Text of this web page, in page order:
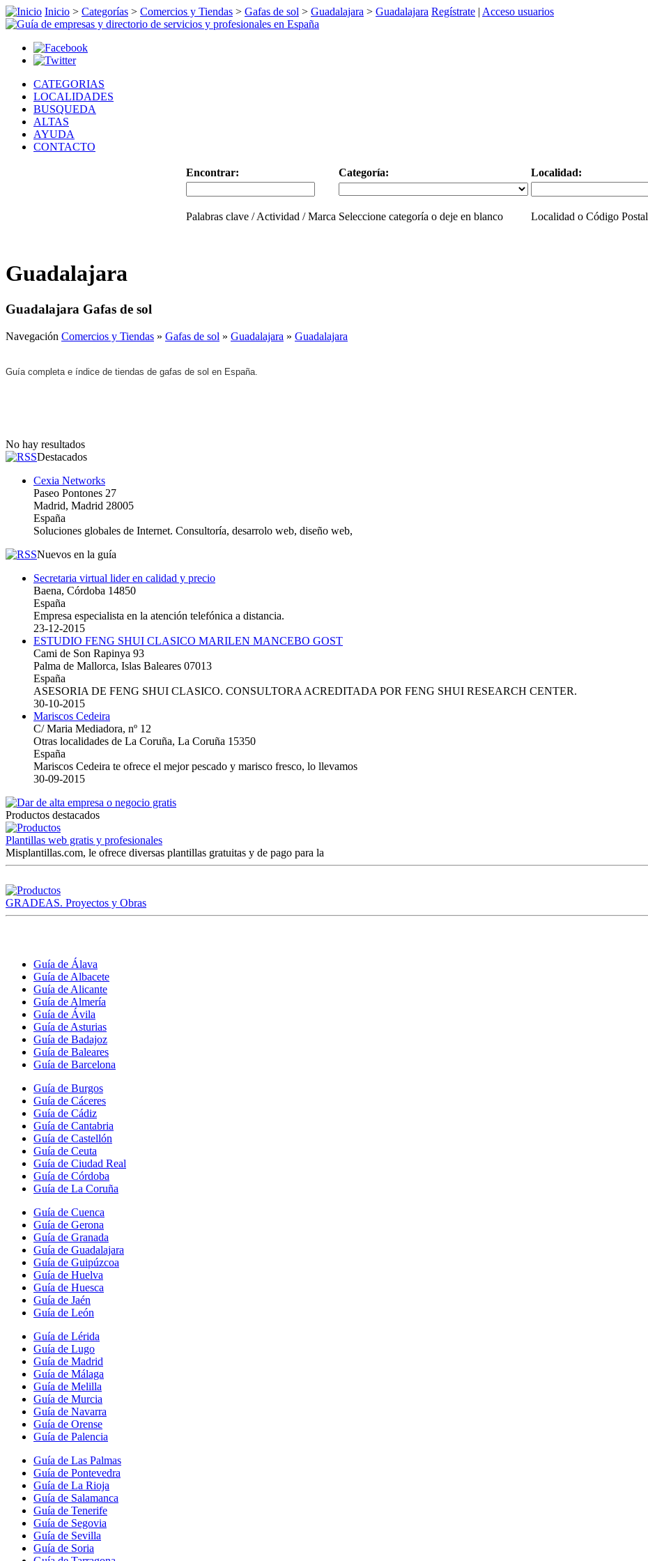
Inicio > Categorías > Comercios y Tiendas > Gafas de sol > Guadalajara > Guadalajara Regístrate | Acceso usuarios
CATEGORIAS
LOCALIDADES
BUSQUEDA
ALTAS
AYUDA
CONTACTO
Encontrar: Categoría: Localidad:
Palabras clave / Actividad / Marca Seleccione categoría o deje en blanco Localidad o Código Postal
Guadalajara
Guadalajara Gafas de sol
Navegación Comercios y Tiendas » Gafas de sol » Guadalajara » Guadalajara
Guía completa e índice de tiendas de gafas de sol en España.
No hay resultados
Destacados
Cexia Networks
Paseo Pontones 27
Madrid, Madrid 28005
España
Soluciones globales de Internet. Consultoría, desarrolo web, diseño web,
Nuevos en la guía
Secretaria virtual lider en calidad y precio
Baena, Córdoba 14850
España
Empresa especialista en la atención telefónica a distancia.
23-12-2015
ESTUDIO FENG SHUI CLASICO MARILEN MANCEBO GOST
Cami de Son Rapinya 93
Palma de Mallorca, Islas Baleares 07013
España
ASESORIA DE FENG SHUI CLASICO. CONSULTORA ACREDITADA POR FENG SHUI RESEARCH CENTER.
30-10-2015
Mariscos Cedeira
C/ Maria Mediadora, nº 12
Otras localidades de La Coruña, La Coruña 15350
España
Mariscos Cedeira te ofrece el mejor pescado y marisco fresco, lo llevamos
30-09-2015
Productos destacados
Plantillas web gratis y profesionales
Misplantillas.com, le ofrece diversas plantillas gratuitas y de pago para la
GRADEAS. Proyectos y Obras
Guía de Álava
Guía de Albacete
Guía de Alicante
Guía de Almería
Guía de Ávila
Guía de Asturias
Guía de Badajoz
Guía de Baleares
Guía de Barcelona
Guía de Burgos
Guía de Cáceres
Guía de Cádiz
Guía de Cantabria
Guía de Castellón
Guía de Ceuta
Guía de Ciudad Real
Guía de Córdoba
Guía de La Coruña
Guía de Cuenca
Guía de Gerona
Guía de Granada
Guía de Guadalajara
Guía de Guipúzcoa
Guía de Huelva
Guía de Huesca
Guía de Jaén
Guía de León
Guía de Lérida
Guía de Lugo
Guía de Madrid
Guía de Málaga
Guía de Melilla
Guía de Murcia
Guía de Navarra
Guía de Orense
Guía de Palencia
Guía de Las Palmas
Guía de Pontevedra
Guía de La Rioja
Guía de Salamanca
Guía de Tenerife
Guía de Segovia
Guía de Sevilla
Guía de Soria